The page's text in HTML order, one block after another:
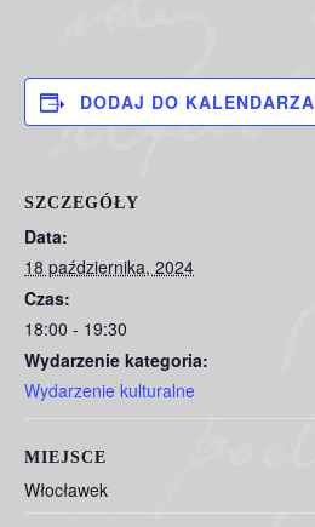
DODAJ DO KALENDARZA
SZCZEGÓŁY
Data:
18 października, 2024
Czas:
18:00 - 19:30
Wydarzenie kategoria:
Wydarzenie kulturalne
MIEJSCE
Włocławek